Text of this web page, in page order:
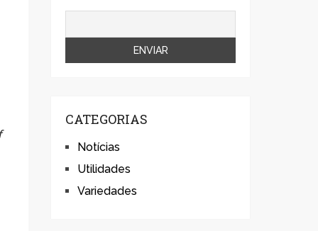
CATEGORIAS
Notícias
Utilidades
Variedades